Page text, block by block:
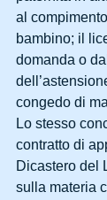
al
bambino; il
domanda o
congedo di
Lo stesso
contratto di
Dicastero del
sulla materia